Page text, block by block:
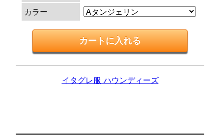
カラー
イタグレ服 ハウンディーズ